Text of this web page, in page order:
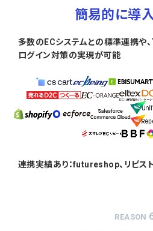
簡易的に導
多数のECシステムとの標準連携や
ログイン対策の実現が可能
連携実績あり：futureshop、リピス
REASON